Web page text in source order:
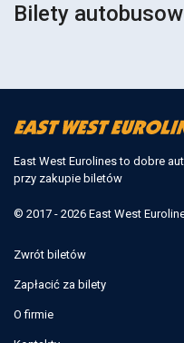
Bilety
East West Eurolines to dobre
przy zakupie biletów
© 2017 - 2026 East West
Zwrót biletów
Zapłacić za bilety
O firmie